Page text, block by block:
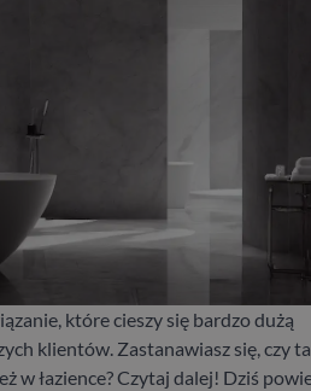
które cieszy się bardzo dużą
klientów. Zastanawiasz się, czy
w łazience? Czytaj dalej! Dziś